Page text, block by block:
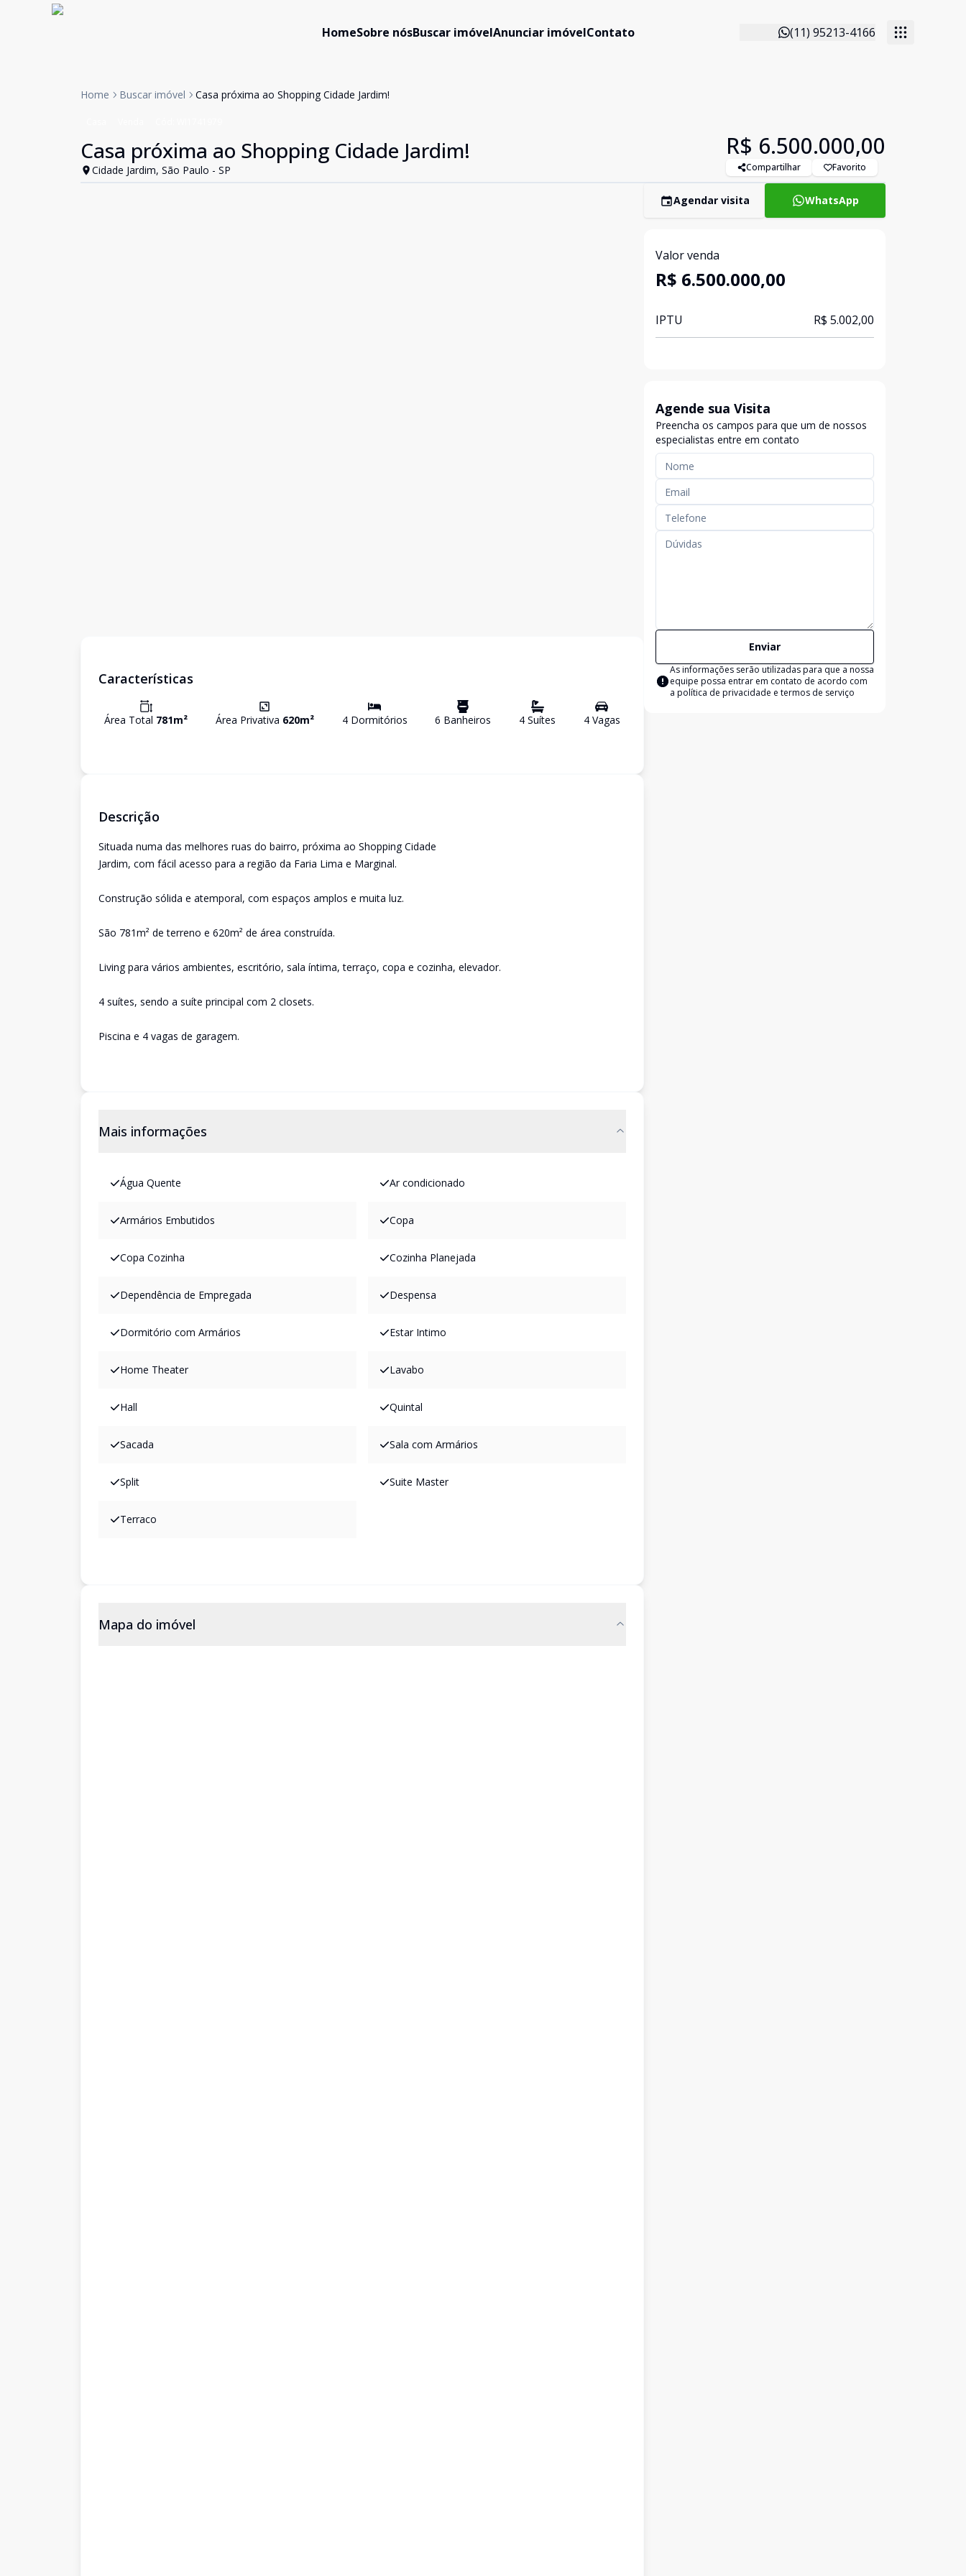
HomeSobre nósBuscar imóvelAnunciar imóvelContato (11) 95213-4166
Home Buscar imóvel Casa próxima ao Shopping Cidade Jardim!
Casa próxima ao Shopping Cidade Jardim!
Cidade Jardim, São Paulo - SP
R$ 6.500.000,00
Compartilhar Favorito
Características
Área Total 781m² Área Privativa 620m² 4Dormitórios 6 Banheiros 4 Suítes 4Vagas
Descrição
Situada numa das melhores ruas do bairro, próxima ao Shopping Cidade
Jardim, com fácil acesso para a região da Faria Lima e Marginal.
Construção sólida e atemporal, com espaços amplos e muita luz.
São 781m² de terreno e 620m² de área construída.
Living para vários ambientes, escritório, sala íntima, terraço, copa e cozinha, elevador.
4 suítes, sendo a suíte principal com 2 closets.
Piscina e 4 vagas de garagem.
Mais informações
Água Quente Ar condicionado
Armários Embutidos Copa
Copa Cozinha Cozinha Planejada
Dependência de Empregada Despensa
Dormitório com Armários Estar Intimo
Home Theater Lavabo
Hall Quintal
Sacada Sala com Armários
Split Suite Master
Terraco
Mapa do imóvel
Agendar visita WhatsApp
Valor venda
R$ 6.500.000,00
IPTU R$ 5.002,00
Agende sua Visita
Preencha os campos para que um de nossos
especialistas entre em contato
Enviar
As informações serão utilizadas para que a nossa
equipe possa entrar em contato de acordo com
a política de privacidade e termos de serviço